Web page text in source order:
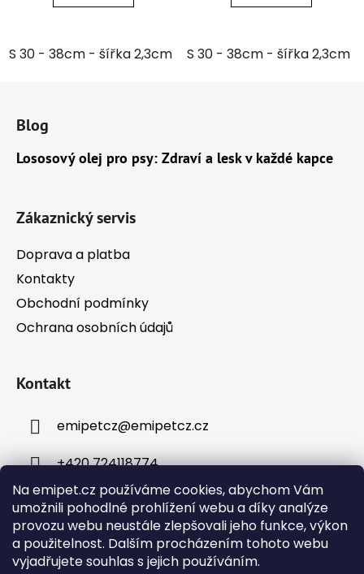
Na emipet.cz používáme cookies, abychom Vám
umožnili pohodlné prohlížení webu a díky analýze
provozu webu neustále zlepšovali jeho funkce, výkon
a použitelnost. Dalším procházením tohoto webu
vyjadřujete souhlas s jejich používáním.
S 30 - 38cm - šířka 2,3cm M 35 - 46cm - šířka 2,6cm
S 30 - 38cm - šířka 2,3cm
Blog
Lososový olej pro psy: Zdraví a lesk v každé kapce
Zákaznický servis
Doprava a platba
Kontakty
Obchodní podmínky
Ochrana osobních údajů
Kontakt
emipetcz@emipetcz.cz
+420 724118774